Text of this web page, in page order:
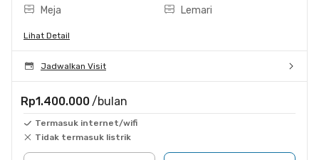
Meja
Lemari
Lihat Detail
Jadwalkan Visit
Rp1.400.000 /bulan
Termasuk internet/wifi
Tidak termasuk listrik